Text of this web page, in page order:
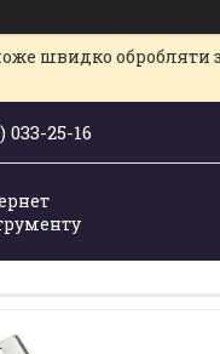
швидко обробляти
033-25-16